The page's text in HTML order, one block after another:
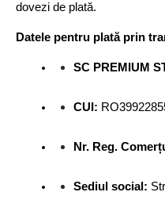
dovezi de plată.
Datele pentru plată prin
SC PREMIUM
CUI:
Nr. Reg.
Sediul social: